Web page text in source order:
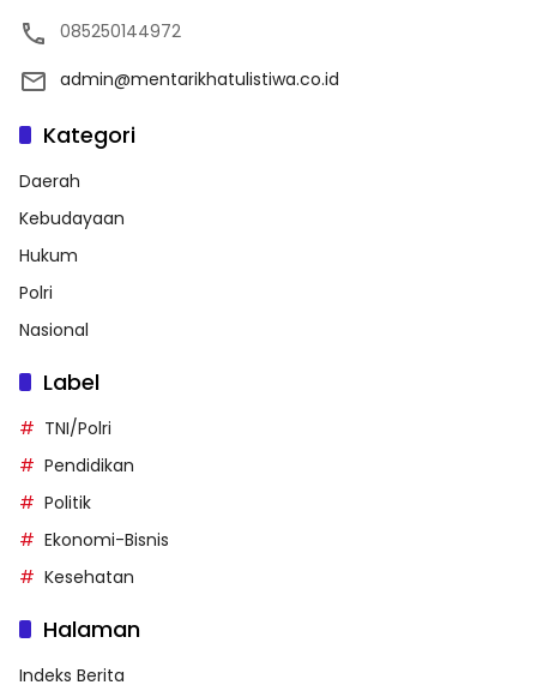
085250144972
admin@mentarikhatulistiwa.co.id
Kategori
Daerah
Kebudayaan
Hukum
Polri
Nasional
Label
TNI/Polri
Pendidikan
Politik
Ekonomi-Bisnis
Kesehatan
Halaman
Indeks Berita